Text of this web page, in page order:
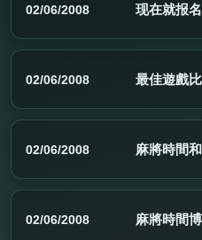
02/06/2008 现在就报
02/06/2008 最佳遊戲
02/06/2008 麻將時間
02/06/2008 麻將時間